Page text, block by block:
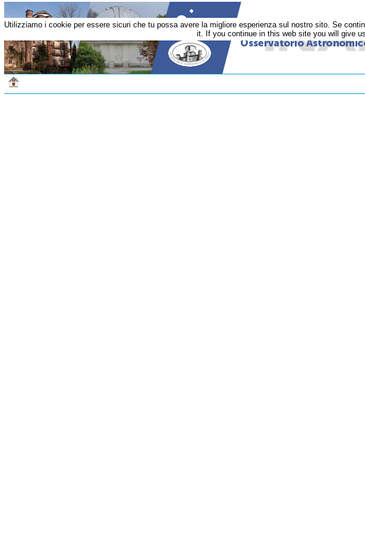
Utilizziamo i cookie per essere sicuri che tu possa avere la migliore esperienza sul nostro sito. Se
it. If you continue in this web site you will give